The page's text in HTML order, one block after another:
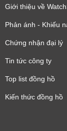
Giới thiệu về
Phản ánh - Khiếu
Chứng nhận đại lý
Tin tức công ty
Top list đồng hồ
Kiến thức đồng hồ